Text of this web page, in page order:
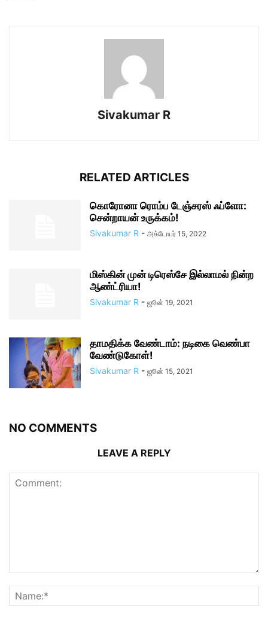
Sivakumar R
RELATED ARTICLES
கொரோனா ரொம்ப டேஞ்சரஸ் ஃப்ளோ:
சென்றாயன் உருக்கம்!
Sivakumar R - அக்டோபர் 15, 2022
மிஸ்கின் முன் டிரெஸ்சே இல்லாமல் நின்ற
ஆண்ட்ரியா!
Sivakumar R - ஜூன் 19, 2021
தாமதிக்க வேண்டாம்: நடிகை வெண்பா
வேண்டுகோள்!
Sivakumar R - ஜூன் 15, 2021
NO COMMENTS
LEAVE A REPLY